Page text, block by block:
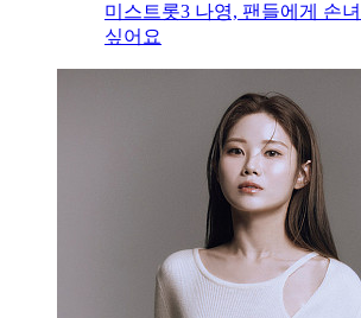
미스트롯3 나영, 팬들에게 손
싶어요